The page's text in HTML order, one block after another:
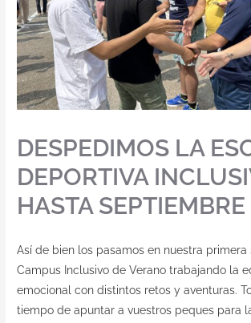
DESPEDIMOS LA
DEPORTIVA
HASTA SEPTIEMBRE
Así de bien los pasamos en nuestra primera
Campus Inclusivo de Verano trabajando la
emocional con distintos retos y aventuras.
tiempo de apuntar a vuestros peques para